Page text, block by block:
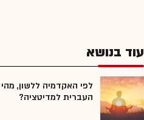
עוד בנושא
לפי האקדמיה ללשון,
העברית למדיטציה?